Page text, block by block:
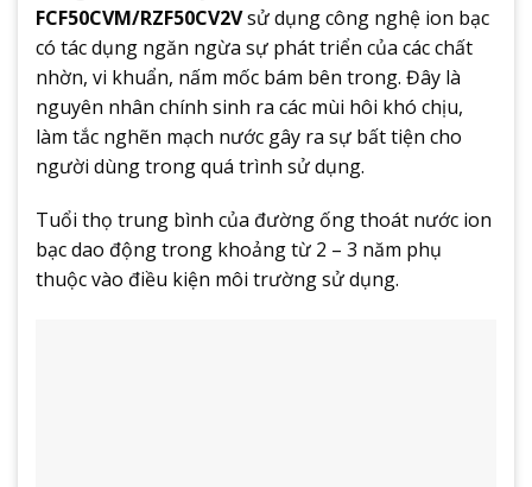
FCF50CVM/RZF50CV2Vsử dụng công nghệ ion bạc
có tác dụng ngăn ngừa sự phát triển của các chất
nhờn, vi khuẩn, nấm mốc bám bên trong. Đây là
nguyên nhân chính sinh ra các mùi hôi khó chịu,
làm tắc nghẽn mạch nước gây ra sự bất tiện cho
người dùng trong quá trình sử dụng.
Tuổi thọ trung bình của đường ống thoát nước ion
bạc dao động trong khoảng từ 2 – 3 năm phụ
thuộc vào điều kiện môi trường sử dụng.